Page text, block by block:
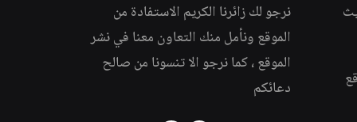
نرجو لك زائرنا الكريم الاستفادة من
الموقع ونأمل منك التعاون معنا في نشر
الموقع ، كما نرجو الا تنسونا من صالح
دعائكم